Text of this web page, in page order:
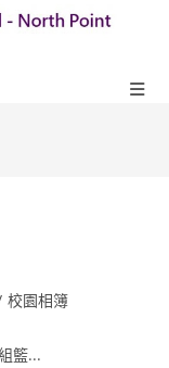
校園相簿
籃...